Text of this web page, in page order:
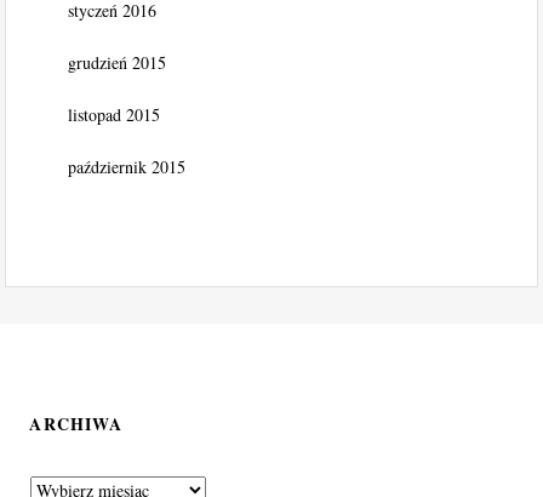
styczeń 2016
grudzień 2015
listopad 2015
październik 2015
ARCHIWA
Archiwa